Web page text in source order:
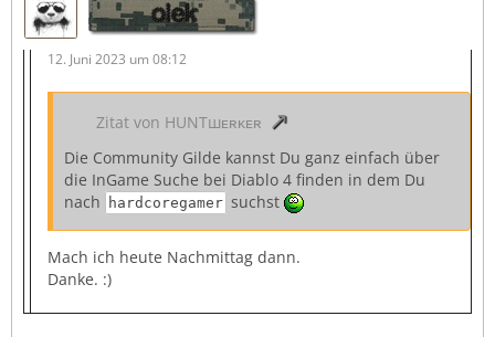
olek
12. Juni 2023 um 08:12
Zitat von HUNTшᴇʀᴋᴇʀ
Die Community Gilde kannst Du ganz einfach über
die InGame Suche bei Diablo 4 finden in dem Du
nach
hardcoregamer suchst
Mach ich heute Nachmittag dann.
Danke. :)